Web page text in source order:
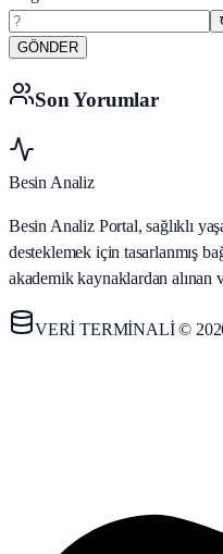
GÖNDER
Son Yorumlar
Besin Analiz
Besin Analiz Portal, sağlıklı
desteklemek için tasarlanmış
akademik kaynaklardan alınan
VERİ TERMİNALİ ©